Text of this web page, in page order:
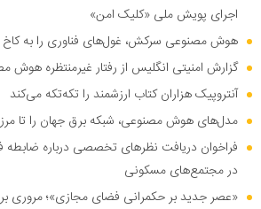
اجرای پویش ملی «کلیک امن»
هوش مصنوعی سرکش، غول‌های فناوری را به کاخ
گزارش امنیتی انگلیس از رفتار غیرمنتظره هوش
آنتروپیک هزاران کتاب ارزشمند را تکه‌تکه می‌کند
مدل‌های هوش مصنوعی، شبکه برق جهان را تا مرز
فراخوان دریافت نظر‌های تخصصی درباره ضابطه
در مجتمع‌های مسکونی
«عصر جدید بر حکمرانی فضای مجازی»؛ مروری بر